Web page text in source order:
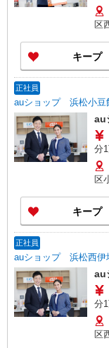
す。 【年収例】 年収400万円（月給25万
月
者
＋
区
め
キープ
正社員
auショップ 浜松小豆
au
分
す。 【年収例】 年収400万円（月給25万
月
者
＋
区
る
キープ
正社員
auショップ 浜松西伊
au
分
す。 【年収例】 年収400万円（月給25万
月
区